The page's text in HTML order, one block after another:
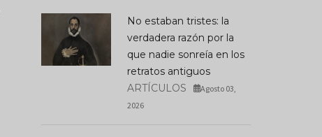
No estaban tristes: la
verdadera razón por la
que nadie sonreía en los
retratos antiguos
ARTÍCULOS
Agosto 03,
2026